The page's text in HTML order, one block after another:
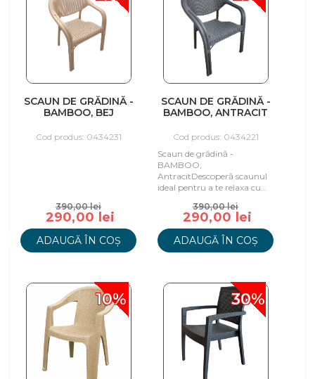
SCAUN DE GRĂDINĂ -
BAMBOO, BEJ
Cod produs: 0434231
390,00 lei
290,00 lei
ADAUGĂ ÎN COȘ
SCAUN DE GRĂDINĂ -
BAMBOO, ANTRACIT
Cod produs: 0434221
Scaun de grădină -
BAMBOO,
AntracitDescoperă scaunul
ideal pentru a te relaxa cu
propria grădină sau terasă,
390,00 lei
290,00 lei
ADAUGĂ ÎN COȘ
10% 30%